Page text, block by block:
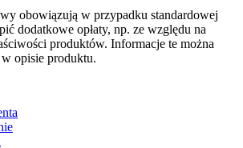
obowiązują w przypadku standardowej
dodatkowe opłaty, np. ze względu na
produktów. Informacje te można
opisie produktu.